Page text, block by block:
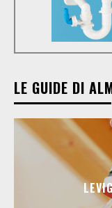
LE GUIDE DI